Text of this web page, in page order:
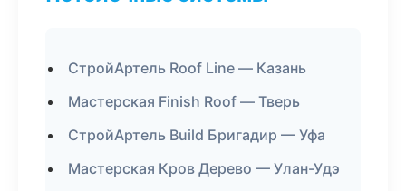
СтройАртель Roof Line — Казань
Мастерская Finish Roof — Тверь
СтройАртель Build Бригадир — Уфа
Мастерская Кров Дерево — Улан-Удэ